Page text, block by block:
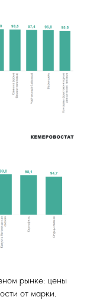
рынке: цены
от марки.